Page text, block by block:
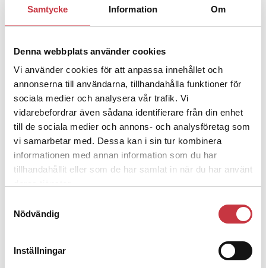
Samtycke Information Om
Denna webbplats använder cookies
Vi använder cookies för att anpassa innehållet och
annonserna till användarna, tillhandahålla funktioner för
sociala medier och analysera vår trafik. Vi
vidarebefordrar även sådana identifierare från din enhet
till de sociala medier och annons- och analysföretag som
vi samarbetar med. Dessa kan i sin tur kombinera
informationen med annan information som du har
tillhandahållit eller som de har samlat in när du har använt
Nödvändig
Inställningar
3 juni 2026
Klart: Ingångslönen höjs med 2 300
kronor
4 juni 2026
Insändare: Miljoner i sjön – polisaspiranter
underkänns på godtyckliga grunder
Snart 20 år i tjänst – nu